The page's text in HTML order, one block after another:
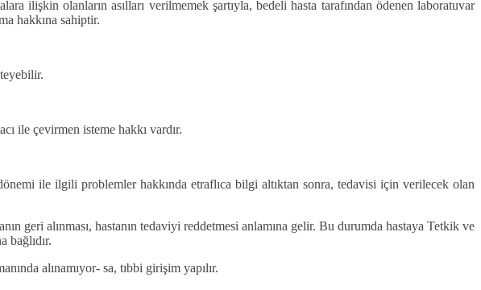
ilişkin olanların asılları verilmemek şartıyla, bedeli hasta tarafından ödenen laboratuvar
hakkına sahiptir.
ile çevirmen isteme hakkı vardır.
ile ilgili problemler hakkında etraflıca bilgi altıktan sonra, tedavisi için verilecek olan
geri alınması, hastanın tedaviyi reddetmesi anlamına gelir. Bu durumda hastaya Tetkik ve
bağlıdır.
alınamıyor- sa, tıbbi girişim yapılır.